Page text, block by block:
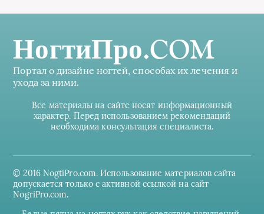
НогтиПро.COM
Портал о дизайне ногтей, способах их лечения и
ухода за ними.
Все материалы на сайте носят информационный
характер. Перед использованием рекомендаций
необходима консультация специалиста.
© 2016 NogtiPro.com. Использование материалов сайта
допускается только с активной ссылкой на сайт
NogriPro.com.